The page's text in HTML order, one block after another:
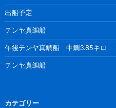
出船予定
テンヤ真鯛船
午後テンヤ真鯛船 中鯛3.85キロ
テンヤ真鯛船
カテゴリー